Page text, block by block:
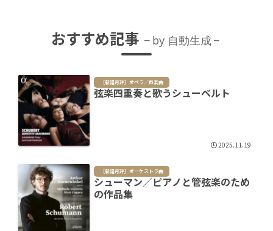
おすすめ記事 by 自動生成
［新譜月評］オペラ／声楽曲
弦楽四重奏と歌うシューベルト
2025.11.19
［新譜月評］オーケストラ曲
シューマン／ピアノと管弦楽のため
の作品集